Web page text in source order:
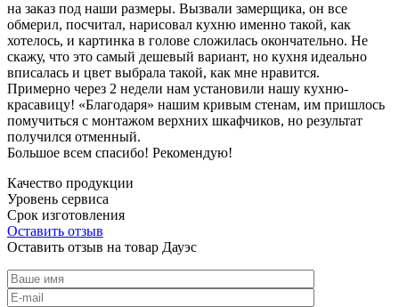
на заказ под наши размеры. Вызвали замерщика, он все
обмерил, посчитал, нарисовал кухню именно такой, как
хотелось, и картинка в голове сложилась окончательно. Не
скажу, что это самый дешевый вариант, но кухня идеально
вписалась и цвет выбрала такой, как мне нравится.
Примерно через 2 недели нам установили нашу кухню-
красавицу! «Благодаря» нашим кривым стенам, им пришлось
помучиться с монтажом верхних шкафчиков, но результат
получился отменный.
Большое всем спасибо! Рекомендую!
Качество продукции
Уровень сервиса
Срок изготовления
Оставить отзыв
Оставить отзыв на товар Дауэс